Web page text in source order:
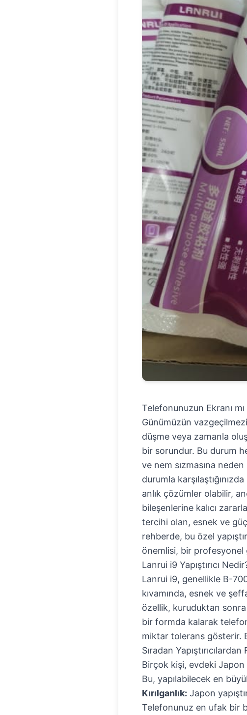
Telefonunuzun Ekranı mı
Günümüzün
düşme veya zamanla
bir sorundur. Bu durum
ve nem sızmasına
durumla
anlık çözümler olabilir,
bileşenlerine kalıcı
tercihi olan, esnek ve
rehberde, bu özel
önemlisi, bir profesyonel
Lanrui i9 Yapıştırıcı
Lanrui i9, genellikle B-
kıvamında, esnek ve
özellik, kuruduktan
bir formda kalarak
miktar tolerans gösterir.
Sıradan Yapıştırıcılardan
Birçok kişi, evdeki Japon
Bu, yapılabilecek en
Kırılganlık: Japon
Telefonunuz en ufak bir